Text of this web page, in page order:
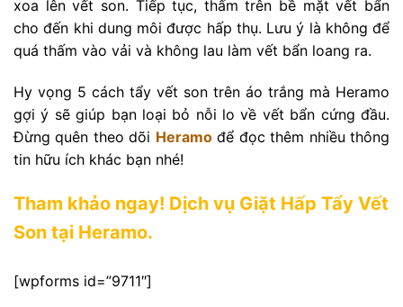
xoa lên vết son. Tiếp tục, thấm trên bề mặt vết bẩn
cho đến khi dung môi được hấp thụ. Lưu ý là không để
quá thấm vào vải và không lau làm vết bẩn loang ra.
Hy vọng 5 cách tẩy vết son trên áo trắng mà Heramo
gợi ý sẽ giúp bạn loại bỏ nỗi lo về vết bẩn cứng đầu.
Đừng quên theo dõi Heramođể đọc thêm nhiều thông
tin hữu ích khác bạn nhé!
Tham khảo ngay! Dịch vụ Giặt Hấp Tẩy Vết
Son tại Heramo.
[wpforms id=”9711″]